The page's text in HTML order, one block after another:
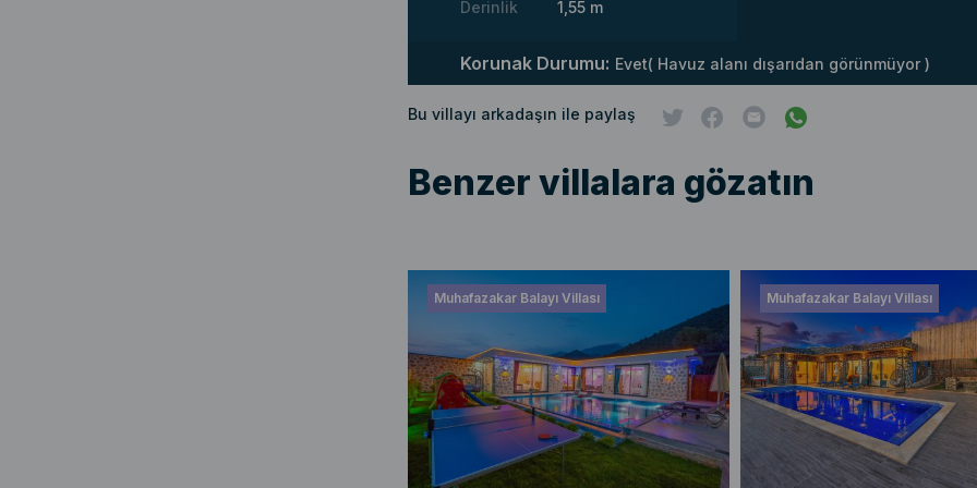
Derinlik
1,55 m
Korunak Durumu: Evet( Havuz alanı dışarıdan görünmüyor )
Bu villayı arkadaşın ile paylaş
Benzer villalara gözatın
Muhafazakar Balayı Villası Muhafazakar Balayı Villası